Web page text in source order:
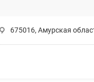
675016, Амурская